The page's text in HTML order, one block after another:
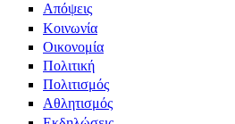
Απόψεις
Κοινωνία
Οικονομία
Πολιτική
Πολιτισμός
Αθλητισμός